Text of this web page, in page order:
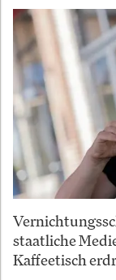
staatliche
Kaffeetisch